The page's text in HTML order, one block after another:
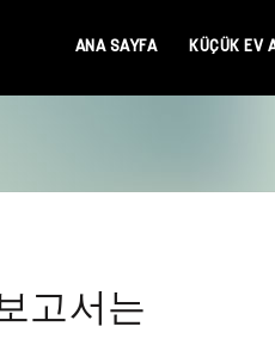
ANA SAYFA KÜÇÜK EV
고서는